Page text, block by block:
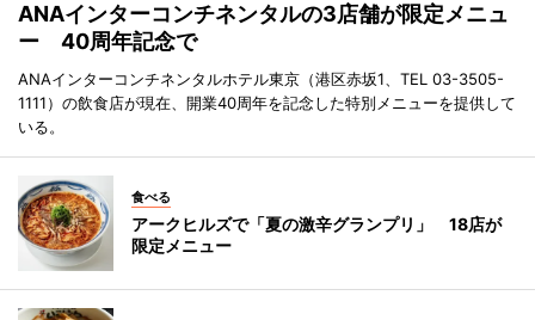
ANAインターコンチネンタルの3店舗が限定メニュ
ー 40周年記念で
ANAインターコンチネンタルホテル東京（港区赤坂1、TEL 03-3505-
1111）の飲食店が現在、開業40周年を記念した特別メニューを提供して
いる。
食べる
アークヒルズで「夏の激辛グランプリ」 18店が
限定メニュー